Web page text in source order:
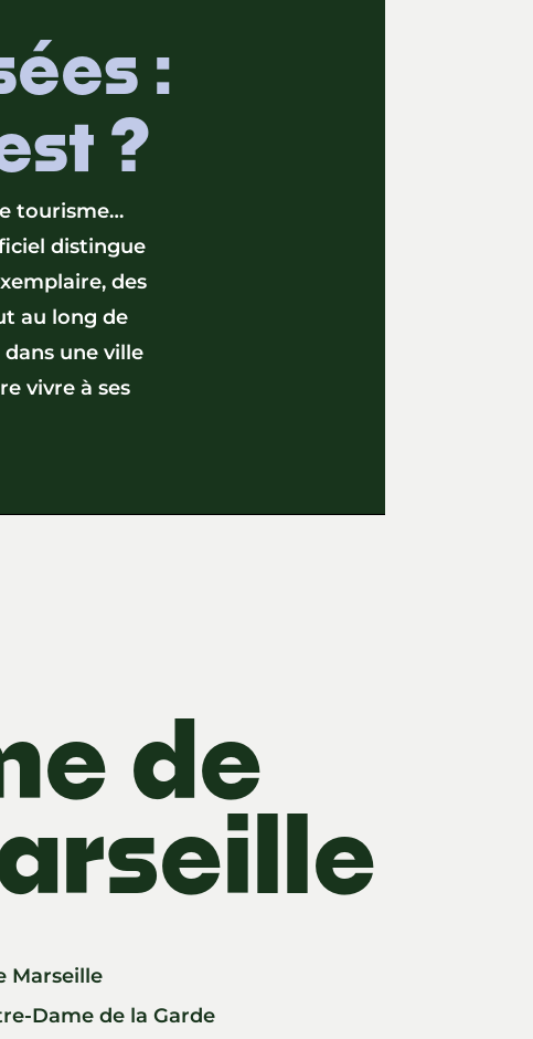
:
?
tourisme…
distingue
des
au long de
dans une ville
vivre à ses
de
Marseille
Dame de la Garde